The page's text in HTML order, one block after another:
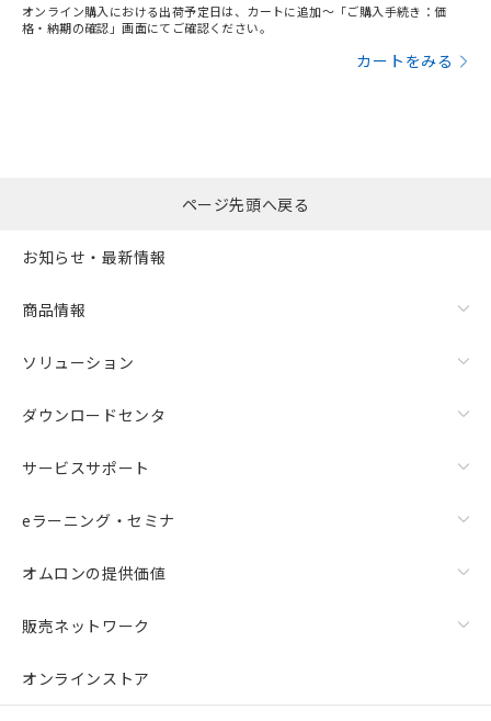
オンライン購入における出荷予定日は、カートに追加～「ご購入手続き：価
格・納期の確認」画面にてご確認ください。
カートをみる
ページ先頭へ戻る
お知らせ・最新情報
商品情報
ソリューション
ダウンロードセンタ
サービスサポート
eラーニング・セミナ
オムロンの提供価値
販売ネットワーク
オンラインストア